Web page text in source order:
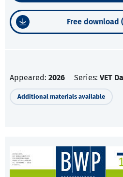
Free download
Appeared: 2026 Series: VET
Additional materials available